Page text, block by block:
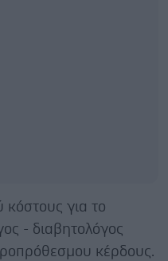
κόστους για το
- διαβητολόγος
κέρδους.